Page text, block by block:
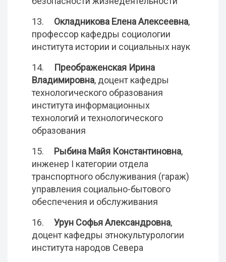
13. Окладникова Елена Алексеевна,
профессор кафедры социологии
института истории и социальных наук
14. Преображенская Ирина
Владимировна, доцент кафедры
технологического образования
института информационных
технологий и технологического
образования
15. Рыбина Майя Константиновна,
инженер I категории отдела
транспортного обслуживания (гараж)
управления социально-бытового
обеспечения и обслуживания
16. Урун Софья Александровна,
доцент кафедры этнокультурологии
института народов Севера